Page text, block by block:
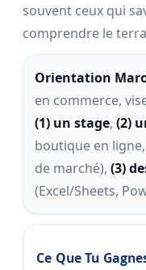
souvent ceux qui
comprendre le
Orientation
en commerce,
(1) un stage, (2)
boutique en
de marché), (3)
(Excel/Sheets,
Ce Que Tu